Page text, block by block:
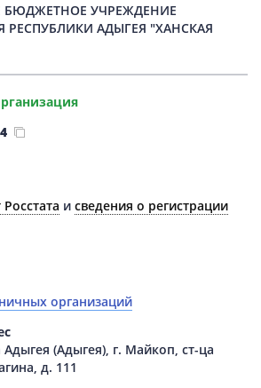
История изменений
БЮДЖЕТНОЕ УЧРЕЖДЕНИЕ
РЕСПУБЛИКИ АДЫГЕЯ "ХАНСКАЯ
и сведения о регистрации
организаций
(Адыгея), г. Майкоп, ст-ца
д. 111